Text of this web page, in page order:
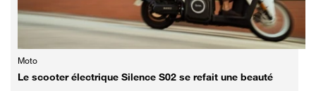
Moto
Le scooter électrique Silence S02 se refait une beauté